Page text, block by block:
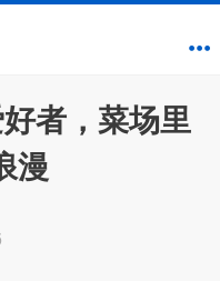
者，菜场里
漫